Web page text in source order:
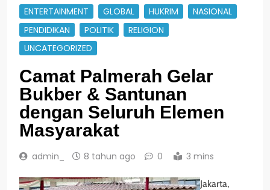
ENTERTAINMENT GLOBAL HUKRIM
NASIONAL
PENDIDIKAN
POLITIK
RELIGION
UNCATEGORIZED
Camat Palmerah Gelar
Bukber & Santunan
dengan Seluruh Elemen
Masyarakat
admin_ 8 tahun ago 0 3 mins
Jakarta,